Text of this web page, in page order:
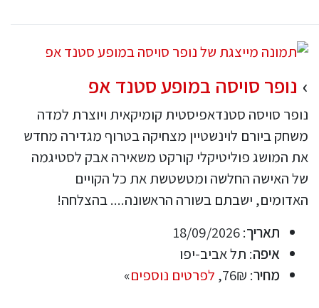
נופר סויסה במופע סטנד אפ
נופר סויסה סטנדאפיסטית קומיקאית ויוצרת למדה
משחק ביורם לוינשטיין מצחיקה בטרוף מגדירה מחדש
את המושג פוליטיקלי קורקט משאירה אבק לסטיגמה
של האישה החלשה ומטשטשת את כל הקויים
האדומים, ישבתם בשורה הראשונה.... בהצלחה!
תאריך: 18/09/2026
איפה: תל אביב-יפו
מחיר: 76₪, לפרטים נוספים»